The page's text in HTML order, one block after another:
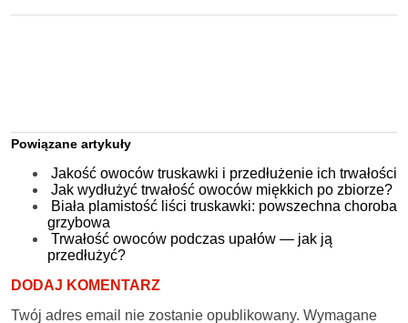
Powiązane artykuły
Jakość owoców truskawki i przedłużenie ich trwałości
Jak wydłużyć trwałość owoców miękkich po zbiorze?
Biała plamistość liści truskawki: powszechna choroba
grzybowa
Trwałość owoców podczas upałów — jak ją
przedłużyć?
DODAJ KOMENTARZ
Twój adres email nie zostanie opublikowany. Wymagane